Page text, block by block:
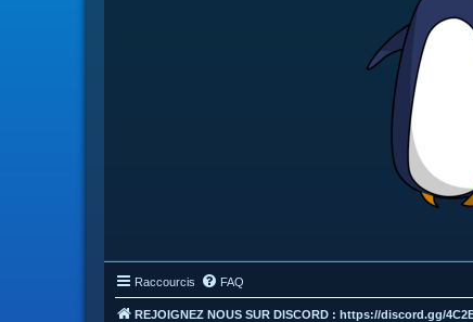
Raccourcis FAQ
REJOIGNEZ NOUS SUR DISCORD : https://discord.gg/